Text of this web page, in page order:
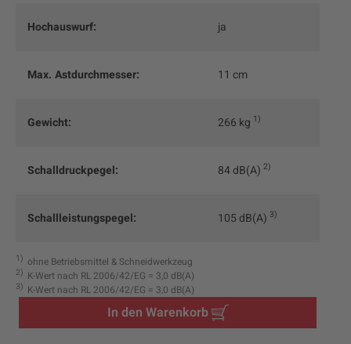
Hochauswurf: ja
Max. Astdurchmesser: 11 cm
Gewicht: 266 kg 1
Schalldruckpegel: 84 dB(A) 2
Schallleistungspegel: 105 dB(A) 3
1 ohne Betriebsmittel & Schneidwerkzeug
2 K-Wert nach RL 2006/42/EG = 3,0 dB(A)
3 K-Wert nach RL 2006/42/EG = 3,0 dB(A)
In den Warenkorb